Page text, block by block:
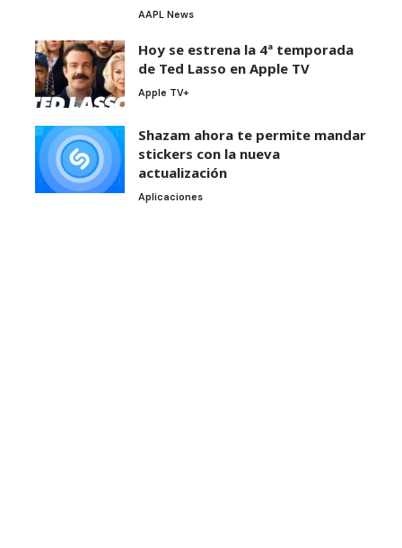
AAPL News
Hoy se estrena la 4ª temporada
de Ted Lasso en Apple TV
Apple TV+
Shazam ahora te permite mandar
stickers con la nueva
actualización
Aplicaciones